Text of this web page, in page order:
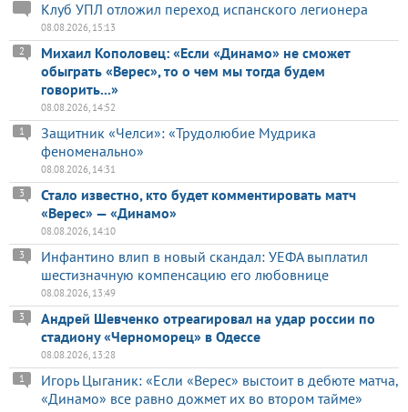
Клуб УПЛ отложил переход испанского легионера
08.08.2026, 15:13
Михаил Кополовец: «Если «Динамо» не сможет
обыграть «Верес», то о чем мы тогда будем
говорить...»
2
08.08.2026, 14:52
Защитник «Челси»: «Трудолюбие Мудрика
феноменально»
1
08.08.2026, 14:31
Стало известно, кто будет комментировать матч
«Верес» — «Динамо»
3
08.08.2026, 14:10
Инфантино влип в новый скандал: УЕФА выплатил
шестизначную компенсацию его любовнице
3
08.08.2026, 13:49
Андрей Шевченко отреагировал на удар россии по
стадиону «Черноморец» в Одессе
3
08.08.2026, 13:28
Игорь Цыганик: «Если «Верес» выстоит в дебюте матча,
«Динамо» все равно дожмет их во втором тайме»
1